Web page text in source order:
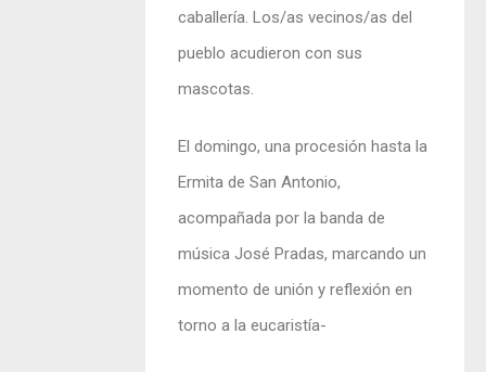
caballería. Los/as vecinos/as del
pueblo acudieron con sus
mascotas.
El domingo, una procesión hasta la
Ermita de San Antonio,
acompañada por la banda de
música José Pradas, marcando un
momento de unión y reflexión en
torno a la eucaristía-